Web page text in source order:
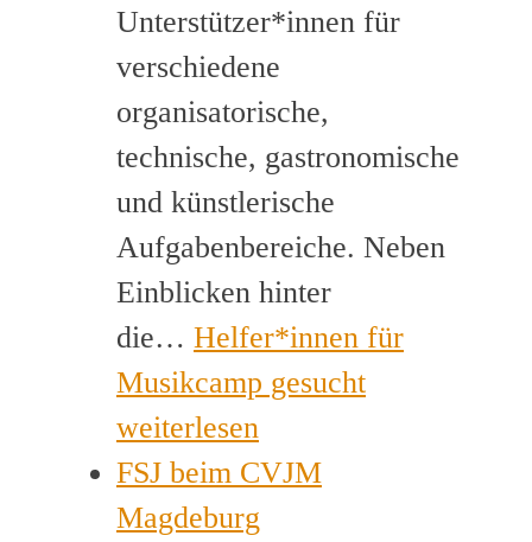
Unterstützer*innen für
verschiedene
organisatorische,
technische, gastronomische
und künstlerische
Aufgabenbereiche. Neben
Einblicken hinter
die… Helfer*innen für
Musikcamp gesucht
weiterlesen
FSJ beim CVJM
Magdeburg